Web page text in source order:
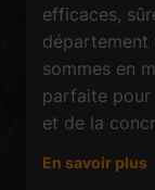
efficaces,
département
sommes en
parfaite pour
et de la
En savoir plus